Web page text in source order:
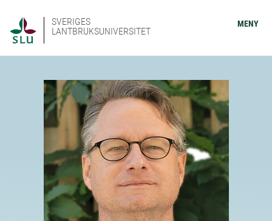
SVERIGES
LANTBRUKSUNIVERSITET
MENY